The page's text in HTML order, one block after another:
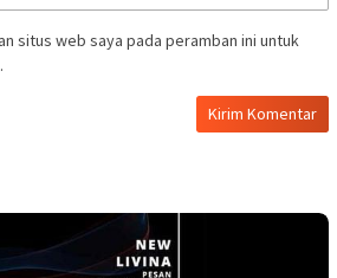
situs web saya pada peramban ini untuk